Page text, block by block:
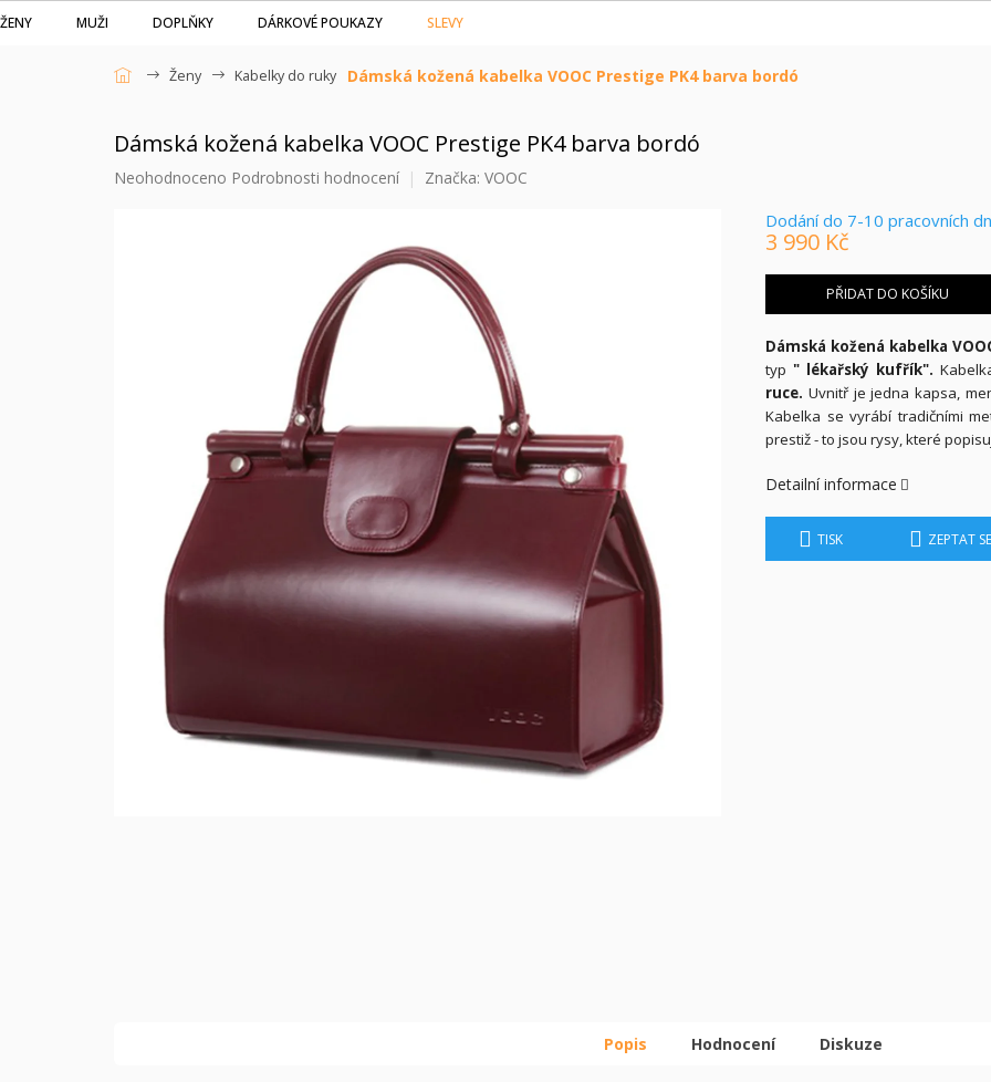
Přejít
na
ŽENY MUŽI DOPLŇKY DÁRKOVÉ POUKAZY SLEVY
Ženy Kabelky do ruky Dámská kožená kabelka VOOC Prestige PK4 barva bordó
Dámská kožená kabelka VOOC Prestige PK4 barva bordó
Průměrné
Neohodnoceno Podrobnosti hodnocení Značka: VOOC
3 990 Kč
cena:
Dodání do 7-10 pracovních
PŘIDAT DO KOŠÍKU
Dámská kožená kabelka
typ " lékařský kufřík".
ruce. Uvnitř je jedna kapsa,
Kabelka se vyrábí tradičními
prestiž - to jsou rysy, které
Detailní informace
TISK ZEPTAT SE
Popis Hodnocení Diskuze